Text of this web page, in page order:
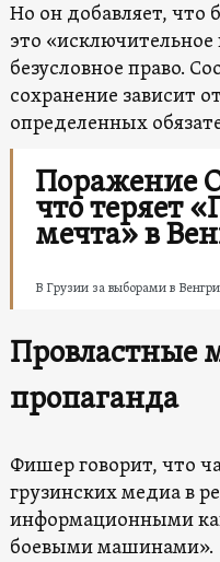
Но он добавляет, что
это «исключительное
безусловное право.
сохранение зависит
определенных
Поражение
что теряет
мечта» в
В Грузии за выборами в
Провластные
пропаганда
Фишер говорит, что
грузинских медиа в
информационными
боевыми машинами».